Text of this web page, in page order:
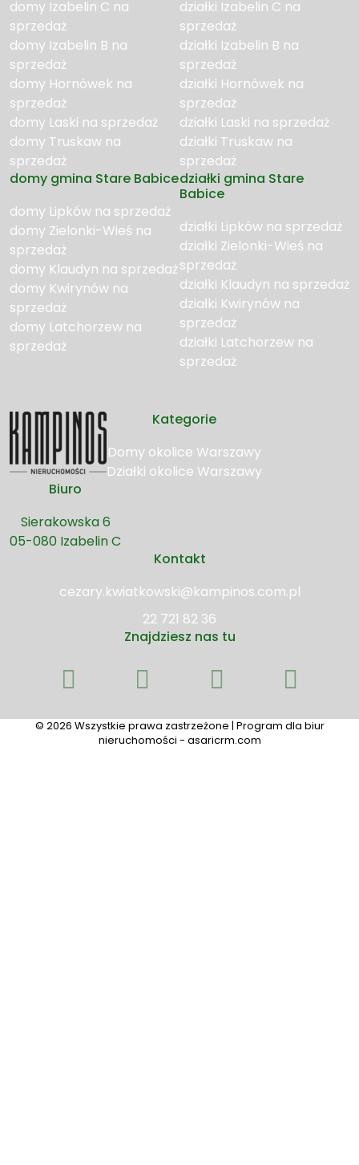
domy Izabelin C na
sprzedaż
domy Izabelin B na
sprzedaż
domy Hornówek na
sprzedaż
domy Laski na sprzedaż
domy Truskaw na
sprzedaż
działki Izabelin C na
sprzedaż
działki Izabelin B na
sprzedaż
działki Hornówek na
sprzedaż
działki Laski na sprzedaż
działki Truskaw na
sprzedaż
domy gmina Stare Babice
domy Lipków na sprzedaż
domy Zielonki-Wieś na
sprzedaż
domy Klaudyn na sprzedaż
domy Kwirynów na
sprzedaż
domy Latchorzew na
sprzedaż
działki gmina Stare
Babice
działki Lipków na sprzedaż
działki Zielonki-Wieś na
sprzedaż
działki Klaudyn na sprzedaż
działki Kwirynów na
sprzedaż
działki Latchorzew na
sprzedaż
Kategorie
Domy okolice Warszawy
Działki okolice Warszawy
Biuro
Sierakowska 6
05-080 Izabelin C
Kontakt
cezary.kwiatkowski@kampinos.com.pl
22 721 82 36
Znajdziesz nas tu
© 2026 Wszystkie prawa zastrzeżone | Program dla biur
nieruchomości - asaricrm.com